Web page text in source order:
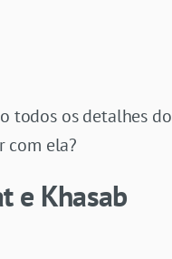
todos os detalhes do
com ela?
e Khasab